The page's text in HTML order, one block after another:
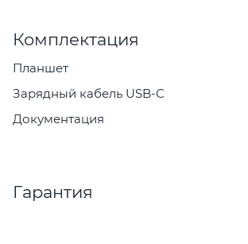
Комплектация
Планшет
Зарядный кабель USB-C
Документация
Гарантия